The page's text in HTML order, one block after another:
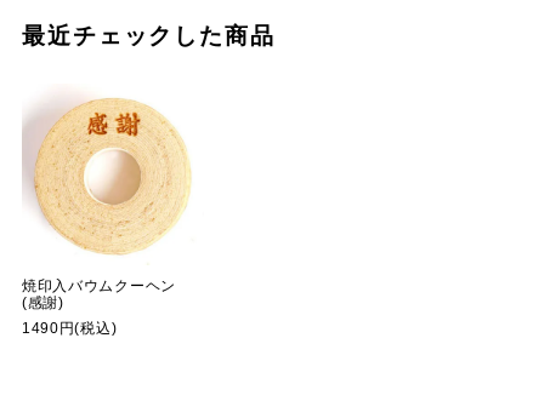
最近チェックした商品
焼印入バウムクーヘン
(感謝)
1490円(税込)